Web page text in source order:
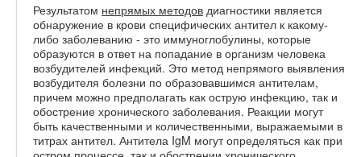
Результатом непрямых методов диагностики является
обнаружение в крови специфических антител к какому-
либо заболеванию - это иммуноглобулины, которые
образуются в ответ на попадание в организм человека
возбудителей инфекций. Это метод непрямого выявления
возбудителя болезни по образовавшимся антителам,
причем можно предполагать как острую инфекцию, так и
обострение хронического заболевания. Реакции могут
быть качественными и количественными, выражаемыми в
титрах антител. Антитела IgM могут определяться как при